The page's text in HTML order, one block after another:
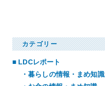
カテゴリー
LDCレポート
暮らしの情報・まめ知識